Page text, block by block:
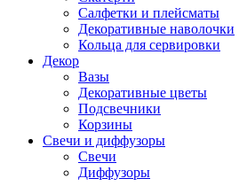
Cалфетки и плейсматы
Декоративные наволочки
Кольца для сервировки
Декор
Вазы
Декоративные цветы
Подсвечники
Корзины
Свечи и диффузоры
Свечи
Диффузоры